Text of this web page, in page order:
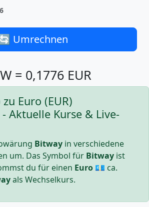
🔄 Umrechnen
= 0,1776 EUR
Euro (EUR)
Aktuelle Kurse & Live-
Bitway in verschiedene
um. Das Symbol für Bitway ist
du für einen Euro 💶 ca.
als Wechselkurs.